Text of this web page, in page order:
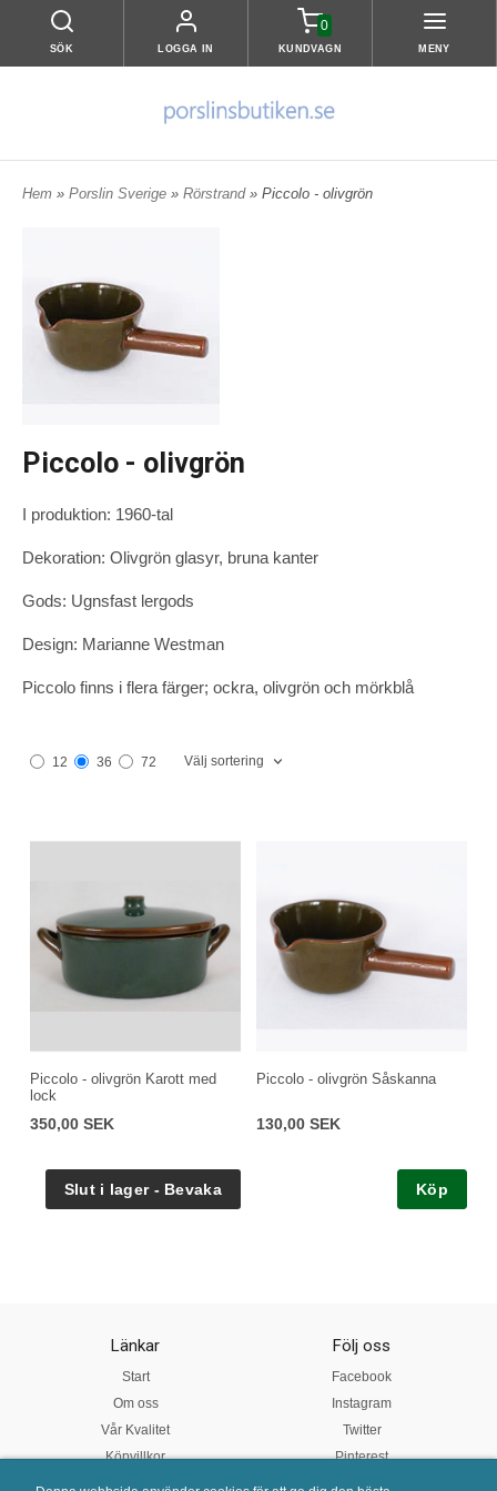
SÖK LOGGA IN
0
KUNDVAGN MENY
Hem » Porslin Sverige » Rörstrand » Piccolo - olivgrön
Piccolo - olivgrön
I produktion: 1960-tal
Dekoration: Olivgrön glasyr, bruna kanter
Gods: Ugnsfast lergods
Design: Marianne Westman
Piccolo finns i flera färger; ockra, olivgrön och mörkblå
12 36 72 Välj sortering
Piccolo - olivgrön Karott med
lock
350,00 SEK
Piccolo - olivgrön Såskanna
130,00 SEK
Köp
Länkar
Start
Om oss
Vår Kvalitet
Köpvillkor
Följ oss
Facebook
Instagram
Twitter
Pinterest